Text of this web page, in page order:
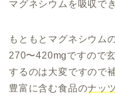
マグネシウムを吸収で
もともとマグネシウム
270〜420mgですので
するのは大変ですので
豊富に含む食品のナッ